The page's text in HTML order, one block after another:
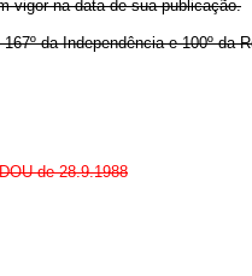
vigor na data de sua publicação.
da Independência e 100º da
de 28.9.1988